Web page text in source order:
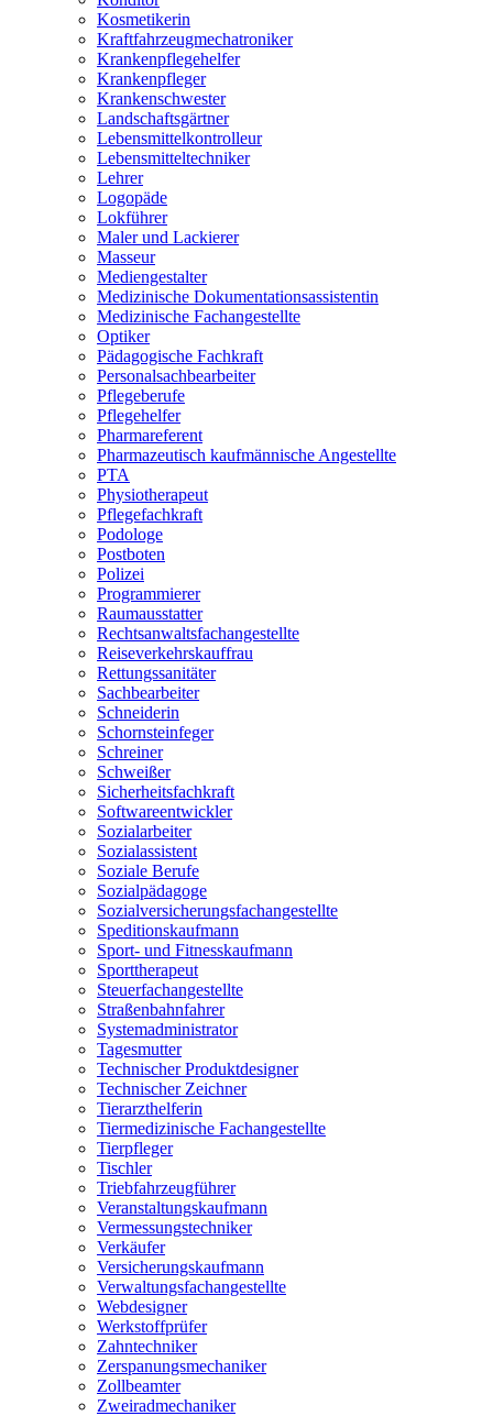
Kosmetikerin
Kraftfahrzeugmechatroniker
Krankenpflegehelfer
Krankenpfleger
Krankenschwester
Landschaftsgärtner
Lebensmittelkontrolleur
Lebensmitteltechniker
Lehrer
Logopäde
Lokführer
Maler und Lackierer
Masseur
Mediengestalter
Medizinische Dokumentationsassistentin
Medizinische Fachangestellte
Optiker
Pädagogische Fachkraft
Personalsachbearbeiter
Pflegeberufe
Pflegehelfer
Pharmareferent
Pharmazeutisch kaufmännische Angestellte
PTA
Physiotherapeut
Pflegefachkraft
Podologe
Postboten
Polizei
Programmierer
Raumausstatter
Rechtsanwaltsfachangestellte
Reiseverkehrskauffrau
Rettungssanitäter
Sachbearbeiter
Schneiderin
Schornsteinfeger
Schreiner
Schweißer
Sicherheitsfachkraft
Softwareentwickler
Sozialarbeiter
Sozialassistent
Soziale Berufe
Sozialpädagoge
Sozialversicherungsfachangestellte
Speditionskaufmann
Sport- und Fitnesskaufmann
Sporttherapeut
Steuerfachangestellte
Straßenbahnfahrer
Systemadministrator
Tagesmutter
Technischer Produktdesigner
Technischer Zeichner
Tierarzthelferin
Tiermedizinische Fachangestellte
Tierpfleger
Tischler
Triebfahrzeugführer
Veranstaltungskaufmann
Vermessungstechniker
Verkäufer
Versicherungskaufmann
Verwaltungsfachangestellte
Webdesigner
Werkstoffprüfer
Zahntechniker
Zerspanungsmechaniker
Zollbeamter
Zweiradmechaniker